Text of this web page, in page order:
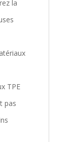
la
TPE
pas